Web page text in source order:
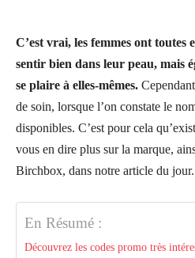
C’est vrai, les femmes ont toutes
sentir bien dans leur peau, mais
se plaire à elles-mêmes.
de soin, lorsque l’on constate le
disponibles. C’est pour cela
vous en dire plus sur la marque,
Birchbox, dans notre article du jour.
En Résumé :
Découvrez les codes promo très